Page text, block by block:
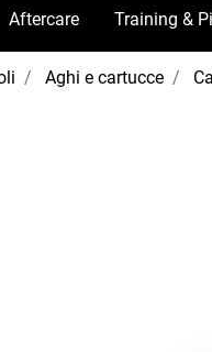
Aftercare Training &
Aghi e cartucce